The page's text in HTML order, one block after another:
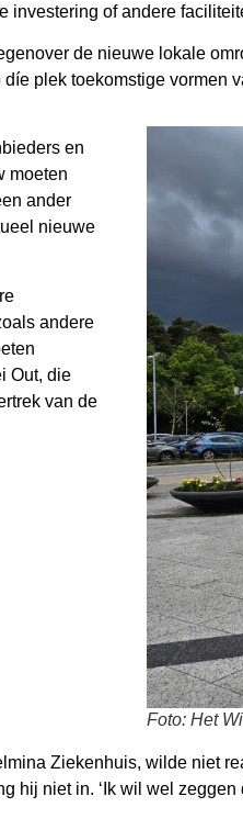
investering of andere
de nieuwe lokale
plek toekomstige vormen
en
moeten
ander
nieuwe
andere
Out, die
van de
Foto: Het
Ziekenhuis, wilde niet
hij niet in. ‘Ik wil wel